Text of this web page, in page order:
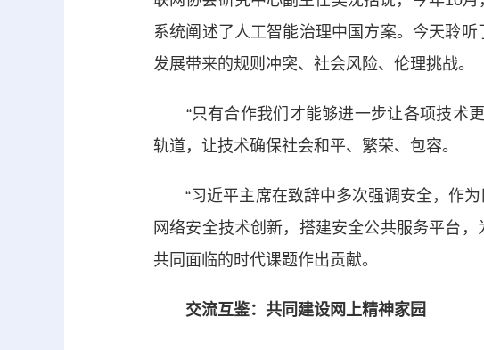
系统阐述了人工智能治理中国方案。今天聆
发展带来的规则冲突、社会风险、伦理挑战。
“只有合作我们才能够进一步让各项技术更
轨道，让技术确保社会和平、繁荣、包容。
“习近平主席在致辞中多次强调安全，作为
网络安全技术创新，搭建安全公共服务平台
共同面临的时代课题作出贡献。
交流互鉴：共同建设网上精神家园